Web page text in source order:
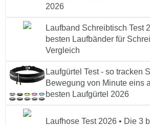
2026
Laufband Schreibtisch Test
besten Laufbänder für
Vergleich
Laufgürtel Test - so tracken
Bewegung von Minute eins
besten Laufgürtel 2026
Laufhose Test 2026 • Die 3